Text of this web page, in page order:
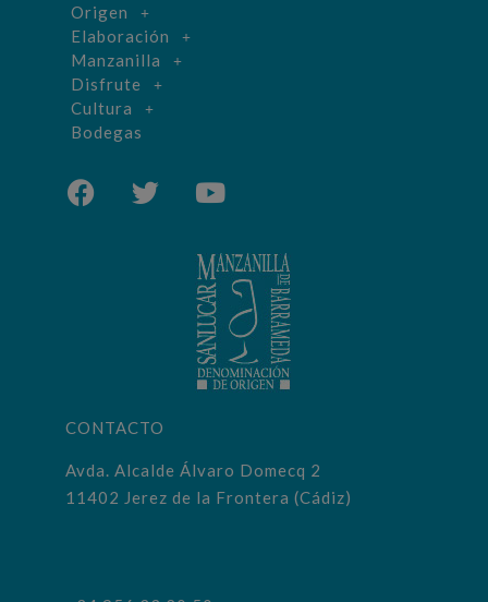
Origen
Elaboración
Manzanilla
Disfrute
Cultura
Bodegas
CONTACTO
Avda. Alcalde Álvaro Domecq 2
11402 Jerez de la Frontera (Cádiz)